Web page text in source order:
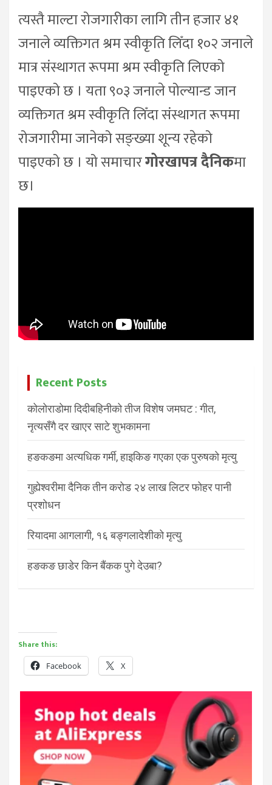
त्यस्तै माल्टा रोजगारीका लागि तीन हजार ४१
जनाले व्यक्तिगत श्रम स्वीकृति लिँदा १०२ जनाले
मात्र संस्थागत रूपमा श्रम स्वीकृति लिएको
पाइएको छ । यता ९०३ जनाले पोल्यान्ड जान
व्यक्तिगत श्रम स्वीकृति लिँदा संस्थागत रूपमा
रोजगारीमा जानेको सङ्ख्या शून्य रहेको
पाइएको छ । यो समाचारगोरखापत्र दैनिकमा
छ।
Recent Posts
कोलोराडोमा दिदीबहिनीको तीज विशेष जमघट : गीत,
नृत्यसँगै दर खाएर साटे शुभकामना
हङकङमा अत्यधिक गर्मी, हाइकिङ गएका एक पुरुषको मृत्यु
गुह्येश्वरीमा दैनिक तीन करोड २४ लाख लिटर फोहर पानी
प्रशोधन
रियादमा आगलागी, १६ बङ्गलादेशीको मृत्यु
हङकङ छाडेर किन बैंकक पुगे देउबा?
Share this:
Facebook X